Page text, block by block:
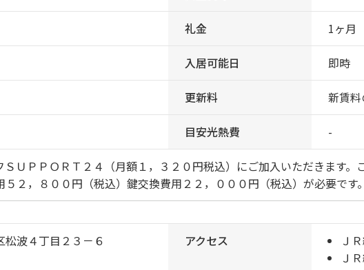
礼金 1ヶ月
入居可能日 即時
更新料 新賃
目安光熱費 -
ＳＵＰＰＯＲＴ２４（月額１，３２０円税込）にご加入いただきます
５２，８００円（税込）鍵交換費用２２，０００円（税込）が必要です
波４丁目２３－６ アクセス
Ｊ
Ｊ